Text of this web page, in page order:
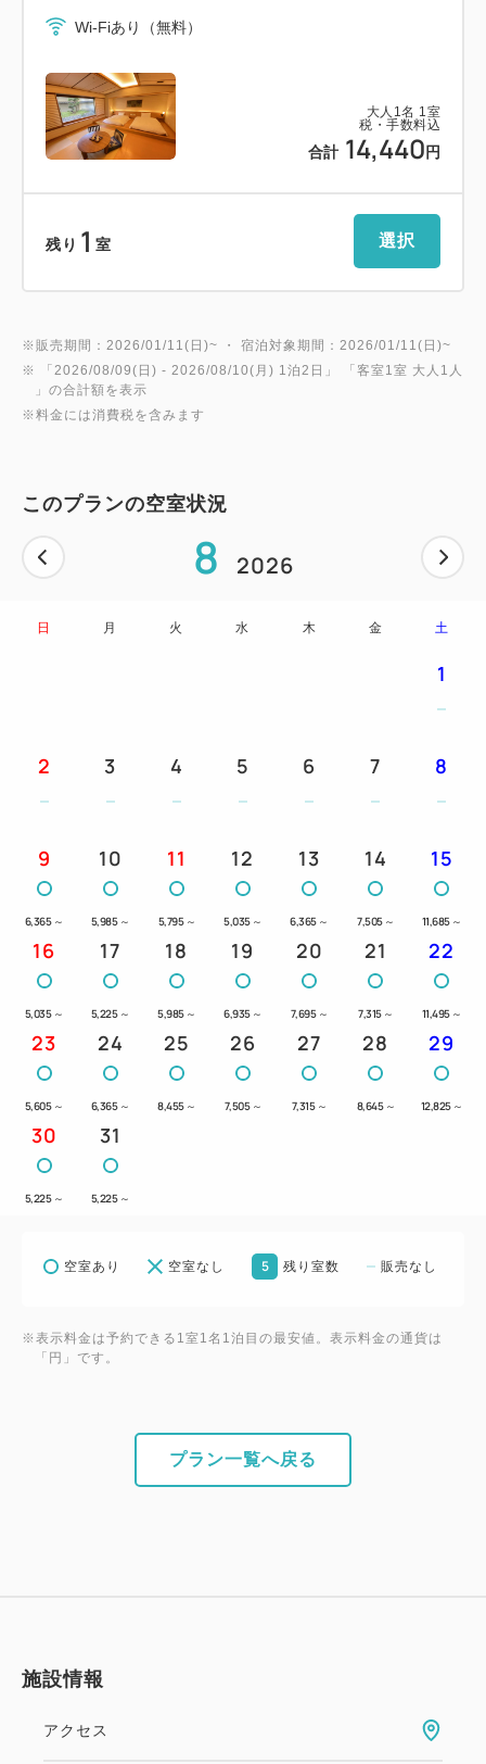
大人 1 名 1 室
税・手数料込
合計 14,440 円
Wi-Fiあり（無料）
残り 1 室 選択
※販売期間：2026/01/11(日)~ ・ 宿泊対象期間：2026/01/11(日)~
※ 「 2026/08/09(日) - 2026/08/10(月) 1泊2日 」 「客室1室 大人1人
」の合計額を表示
※料金には消費税を含みます
このプランの空室状況
8 2026
日 月 火 水 木 金 土
1
2 3 4 5 6 7 8
9
6,365 ～
10
5,985 ～
11
5,795 ～
12
5,035 ～
13
6,365 ～
14
7,505 ～
15
11,685 ～
16
5,035 ～
17
5,225 ～
18
5,985 ～
19
6,935 ～
20
7,695 ～
21
7,315 ～
22
11,495 ～
23
5,605 ～
24
6,365 ～
25
8,455 ～
26
7,505 ～
27
7,315 ～
28
8,645 ～
29
12,825 ～
30
5,225 ～
31
5,225 ～
空室あり 空室なし 5 残り室数 販売なし
※表示料金は予約できる1室1名1泊目の最安値。表示料金の通貨は
「円」です。
プラン一覧へ戻る
施設情報
アクセス